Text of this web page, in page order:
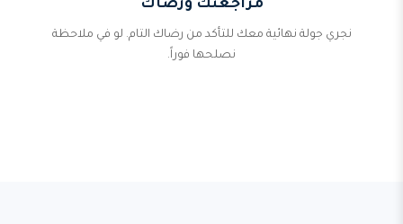
مراجعتك ورضاك
نجري جولة نهائية معك للتأكد من رضاك التام. لو في ملاحظة
نصلحها فوراً.